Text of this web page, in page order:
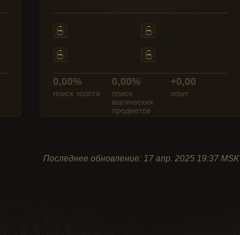
0,00%
поиск золота
0,00%
поиск
магических
предметов
+0,00
опыт
Последнее обновление: 17 апр. 2025 19:37 MSK